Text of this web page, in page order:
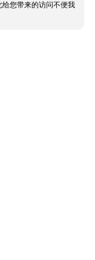
您带来的访问不便我